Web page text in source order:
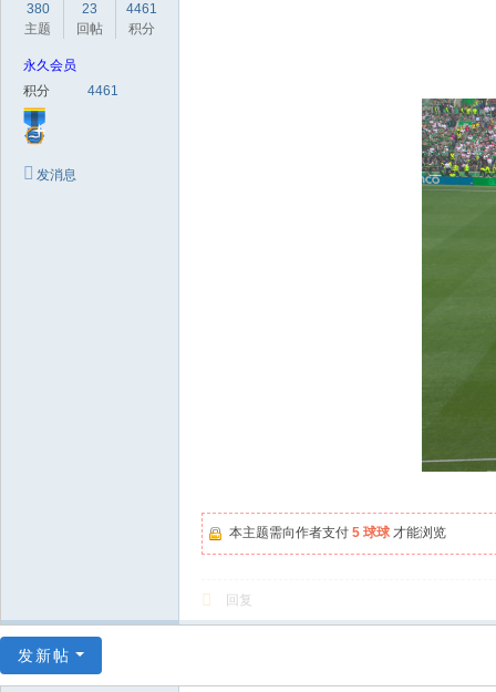
380
主题
23
回帖
4461
积分
永久会员
积分
4461
发消息
本主题需向作者支付 5 球球 才能浏览
回复
发新帖